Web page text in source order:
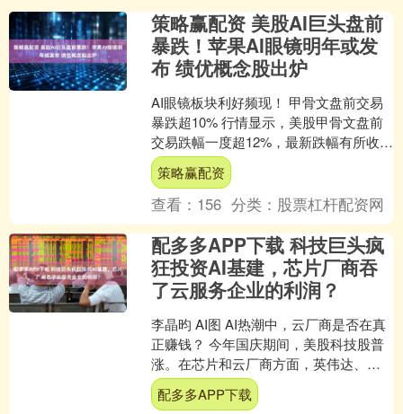
策略赢配资 美股AI巨头盘前
暴跌！苹果AI眼镜明年或发
布 绩优概念股出炉
AI眼镜板块利好频现！ 甲骨文盘前交易
暴跌超10% 行情显示，美股甲骨文盘前
交易跌幅一度超12%，最新跌幅有所收
窄，截至发稿，跌幅仍超10%。 消息面
上，当地时....
策略赢配资
查看： 156 分类： 股票杠杆配资网
配多多APP下载 科技巨头疯
狂投资AI基建，芯片厂商吞
了云服务企业的利润？
李晶昀 AI图 AI热潮中，云厂商是否在真
正赚钱？ 今年国庆期间，美股科技股普
涨。在芯片和云厂商方面，英伟达、
AMD、甲骨文等股价再创新高；另一
边，OpenAI....
配多多APP下载